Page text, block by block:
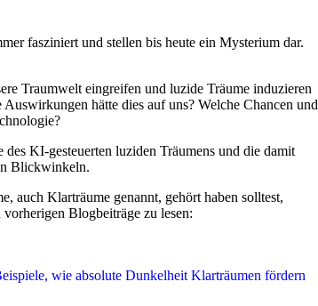
fasziniert und stellen bis heute ein Mysterium dar.
Traumwelt eingreifen und luzide Träume induzieren
hätte dies auf uns? Welche Chancen und
KI-gesteuerten luziden Träumens und die damit
Blickwinkeln.
auch Klarträume genannt, gehört haben solltest,
Blogbeiträge zu lesen:
wie absolute Dunkelheit Klarträumen fördern